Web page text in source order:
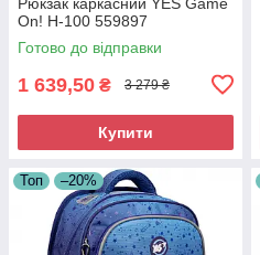
On! H-100 559897
Готово до відправки
1 639,50 ₴ 3 279 ₴
Купити
Топ –20%